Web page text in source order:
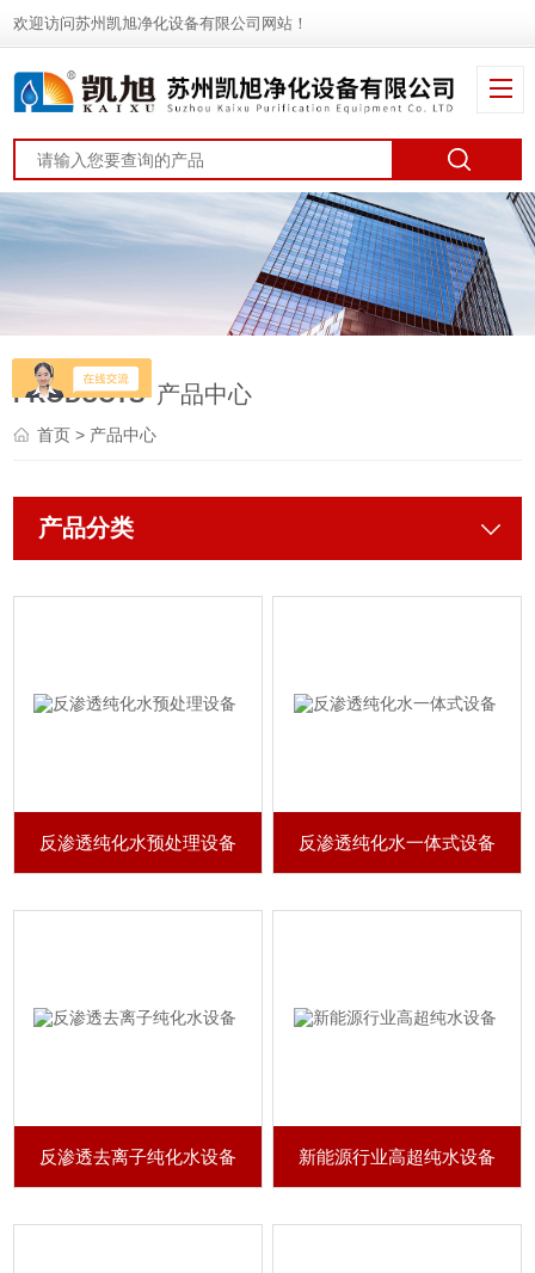
欢迎访问苏州凯旭净化设备有限公司网站！
PRODUCTS 产品中心
首页> 产品中心
产品分类
反渗透纯化水预处理设备 反渗透纯化水一体式设备
反渗透去离子纯化水设备 新能源行业高超纯水设备